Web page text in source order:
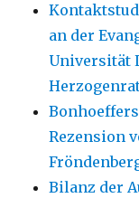
an der
Universität
Rezension
Bilanz der